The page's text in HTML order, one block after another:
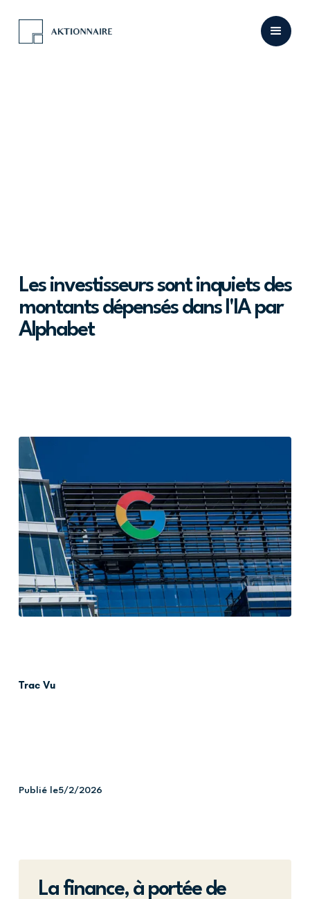
Les investisseurs sont inquiets des
montants dépensés dans l'IA par
Alphabet
Trac Vu
Publié le5/2/2026
La finance, à portée de